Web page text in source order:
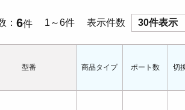
6件 1～6件 表示件数 30件表示
型番 商品タイプ ポート数 切